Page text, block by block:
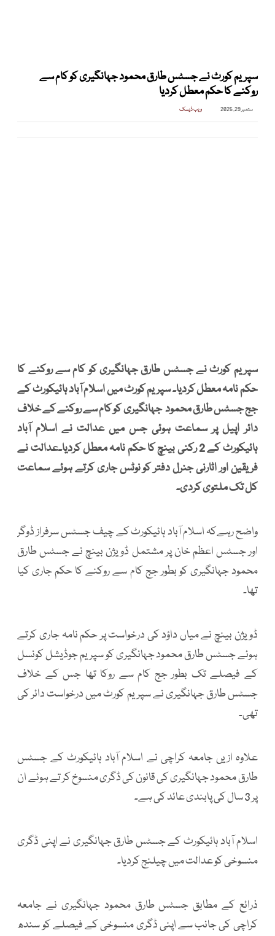
سپریم کورٹ نے جسٹس طارق محمود جہانگیری کو کام سے
روکنے کا حکم معطل کردیا
ستمبر 29, 2025 ویب ڈیسک
سپریم کورٹ نے جسٹس طارق جہانگیری کو کام سے روکنے کا
حکم نامہ معطل کردیا۔ سپریم کورٹ میں اسلام آباد ہائیکورٹ کے
جج جسٹس طارق محمود جہانگیری کو کام سے روکنے کے خلاف
دائر اپیل پر سماعت ہوئی جس میں عدالت نے اسلام آباد
ہائیکورٹ کے 2 رکنی بینچ کا حکم نامہ معطل کردیا۔عدالت نے
فریقین اور اٹارنی جنرل دفتر کو نوٹس جاری کرتے ہوئے سماعت
کل تک ملتوی کردی۔
واضح رہےکہ اسلام آباد ہائیکورٹ کے چیف جسٹس سرفراز ڈوگر
اور جسٹس اعظم خان پر مشتمل ڈویژن بینچ نے جسٹس طارق
محمود جہانگیری کو بطور جج کام سے روکنے کا حکم جاری کیا
تھا۔
ڈویژن بینچ نے میاں داؤد کی درخواست پر حکم نامہ جاری کرتے
ہوئے جسٹس طارق محمود جہانگیری کو سپریم جوڈیشل کونسل
کے فیصلے تک بطور جج کام سے روکا تھا جس کے خلاف
جسٹس طارق جہانگیری نے سپریم کورٹ میں درخواست دائر کی
تھی۔
علاوہ ازیں جامعہ کراچی نے اسلام آباد ہائیکورٹ کے جسٹس
طارق محمود جہانگیری کی قانون کی ڈگری منسوخ کر تے ہوئے ان
پر 3 سال کی پابندی عائد کی ہے۔
اسلام آباد ہائیکورٹ کے جسٹس طارق جہانگیری نے اپنی ڈگری
منسوخی کو عدالت میں چیلنج کردیا۔
ذرائع کے مطابق جسٹس طارق محمود جہانگیری نے جامعہ
کراچی کی جانب سے اپنی ڈگری منسوخی کے فیصلے کو سندھ